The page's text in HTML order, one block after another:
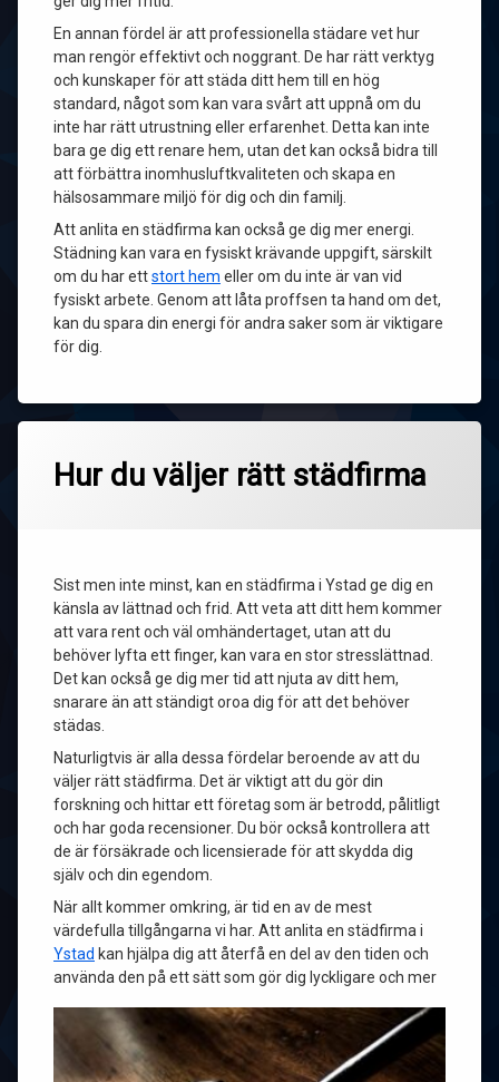
En annan fördel är att professionella städare vet hur
man rengör effektivt och noggrant. De har rätt verktyg
och kunskaper för att städa ditt hem till en hög
standard, något som kan vara svårt att uppnå om du
inte har rätt utrustning eller erfarenhet. Detta kan inte
bara ge dig ett renare hem, utan det kan också bidra till
att förbättra inomhusluftkvaliteten och skapa en
hälsosammare miljö för dig och din familj.
Att anlita en städfirma kan också ge dig mer energi.
Städning kan vara en fysiskt krävande uppgift, särskilt
om du har ettstort hem eller om du inte är van vid
fysiskt arbete. Genom att låta proffsen ta hand om det,
kan du spara din energi för andra saker som är viktigare
för dig.
Hur du väljer rätt städfirma
Sist men inte minst, kan en städfirma i Ystad ge dig en
känsla av lättnad och frid. Att veta att ditt hem kommer
att vara rent och väl omhändertaget, utan att du
behöver lyfta ett finger, kan vara en stor stresslättnad.
Det kan också ge dig mer tid att njuta av ditt hem,
snarare än att ständigt oroa dig för att det behöver
städas.
Naturligtvis är alla dessa fördelar beroende av att du
väljer rätt städfirma. Det är viktigt att du gör din
forskning och hittar ett företag som är betrodd, pålitligt
och har goda recensioner. Du bör också kontrollera att
de är försäkrade och licensierade för att skydda dig
själv och din egendom.
När allt kommer omkring, är tid en av de mest
värdefulla tillgångarna vi har. Att anlita en städfirma i
Ystad kan hjälpa dig att återfå en del av den tiden och
använda den på ett sätt som gör dig lyckligare och mer